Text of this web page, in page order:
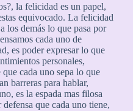
la felicidad es un papel,
equivocado. La felicidad
los demás lo que pasa por
cada uno de
es poder expresar lo que
personales,
cada uno sepa lo que
barreras para hablar,
es la espada mas filosa
que cada uno tiene,